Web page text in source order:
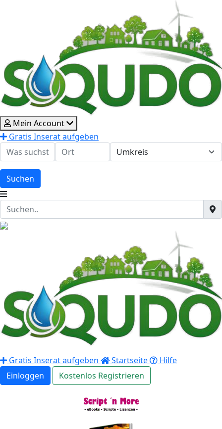
Mein Account
Gratis Inserat aufgeben
Suchen
Gratis Inserat aufgeben Startseite
Hilfe
Einloggen
Kostenlos Registrieren